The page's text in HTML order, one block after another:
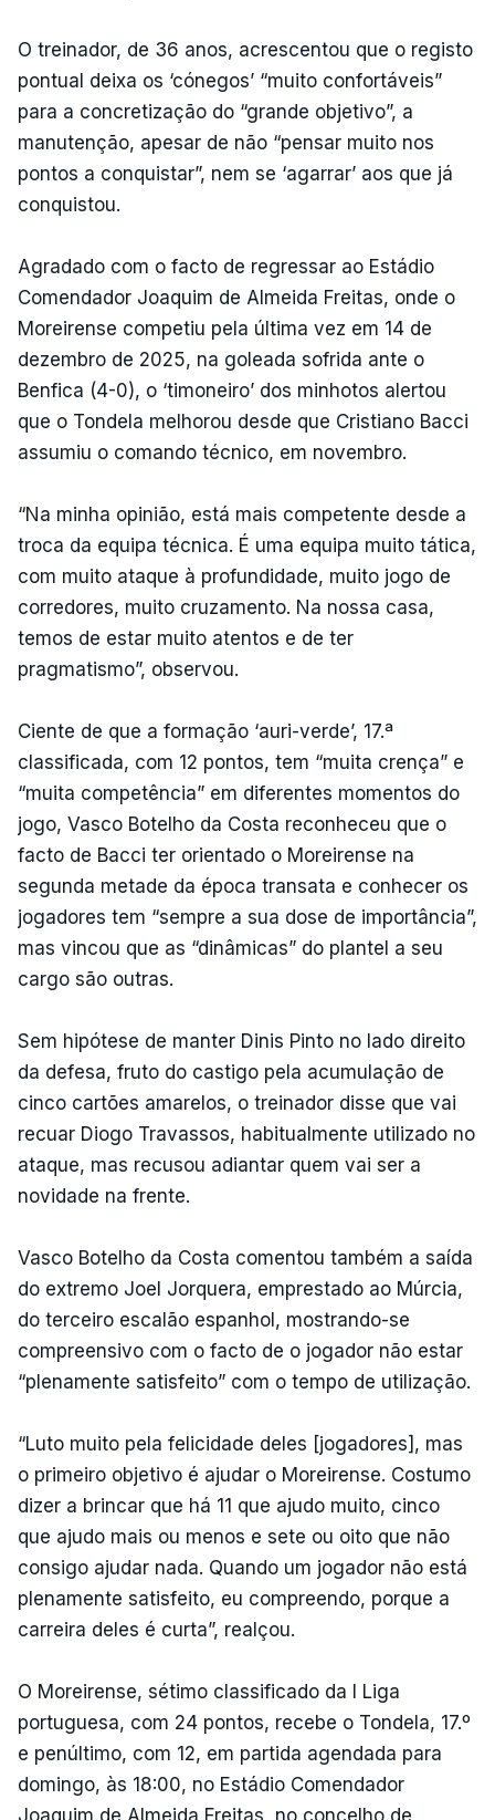
O treinador, de 36 anos, acrescentou que o registo
pontual deixa os ‘cónegos’ “muito confortáveis”
para a concretização do “grande objetivo”, a
manutenção, apesar de não “pensar muito nos
pontos a conquistar”, nem se ‘agarrar’ aos que já
conquistou.
Agradado com o facto de regressar ao Estádio
Comendador Joaquim de Almeida Freitas, onde o
Moreirense competiu pela última vez em 14 de
dezembro de 2025, na goleada sofrida ante o
Benfica (4-0), o ‘timoneiro’ dos minhotos alertou
que o Tondela melhorou desde que Cristiano Bacci
assumiu o comando técnico, em novembro.
“Na minha opinião, está mais competente desde a
troca da equipa técnica. É uma equipa muito tática,
com muito ataque à profundidade, muito jogo de
corredores, muito cruzamento. Na nossa casa,
temos de estar muito atentos e de ter
pragmatismo”, observou.
Ciente de que a formação ‘auri-verde’, 17.ª
classificada, com 12 pontos, tem “muita crença” e
“muita competência” em diferentes momentos do
jogo, Vasco Botelho da Costa reconheceu que o
facto de Bacci ter orientado o Moreirense na
segunda metade da época transata e conhecer os
jogadores tem “sempre a sua dose de importância”,
mas vincou que as “dinâmicas” do plantel a seu
cargo são outras.
Sem hipótese de manter Dinis Pinto no lado direito
da defesa, fruto do castigo pela acumulação de
cinco cartões amarelos, o treinador disse que vai
recuar Diogo Travassos, habitualmente utilizado no
ataque, mas recusou adiantar quem vai ser a
novidade na frente.
Vasco Botelho da Costa comentou também a saída
do extremo Joel Jorquera, emprestado ao Múrcia,
do terceiro escalão espanhol, mostrando-se
compreensivo com o facto de o jogador não estar
“plenamente satisfeito” com o tempo de utilização.
“Luto muito pela felicidade deles [jogadores], mas
o primeiro objetivo é ajudar o Moreirense. Costumo
dizer a brincar que há 11 que ajudo muito, cinco
que ajudo mais ou menos e sete ou oito que não
consigo ajudar nada. Quando um jogador não está
plenamente satisfeito, eu compreendo, porque a
carreira deles é curta”, realçou.
O Moreirense, sétimo classificado da I Liga
portuguesa, com 24 pontos, recebe o Tondela, 17.º
e penúltimo, com 12, em partida agendada para
domingo, às 18:00, no Estádio Comendador
Joaquim de Almeida Freitas, no concelho de